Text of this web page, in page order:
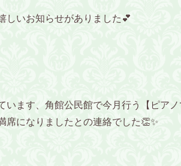
しいお知らせがありました💕
います、角館公民館で今月行う【ピアノ
席になりましたとの連絡でした👏✨